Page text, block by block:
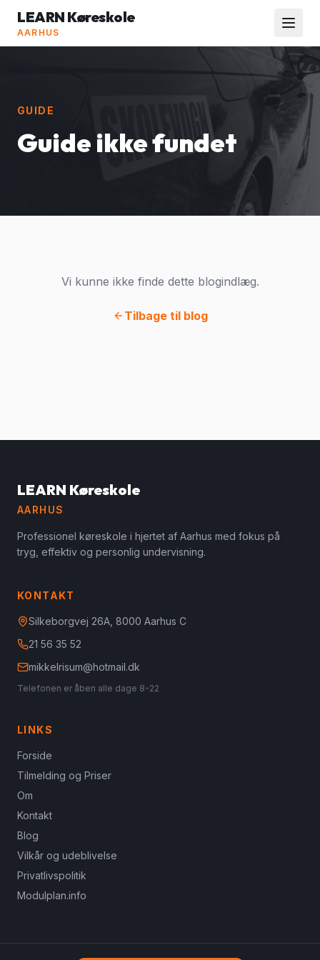
LEARN Køreskole
AARHUS
GUIDE
Guide ikke fundet
Vi kunne ikke finde dette blogindlæg.
Tilbage til blog
LEARN Køreskole
AARHUS
Professionel køreskole i hjertet af Aarhus med fokus på
tryg, effektiv og personlig undervisning.
KONTAKT
Silkeborgvej 26A, 8000 Aarhus C
21 56 35 52
mikkelrisum@hotmail.dk
Telefonen er åben alle dage 8-22
LINKS
Forside
Tilmelding og Priser
Om
Kontakt
Blog
Vilkår og udeblivelse
Privatlivspolitik
Modulplan.info